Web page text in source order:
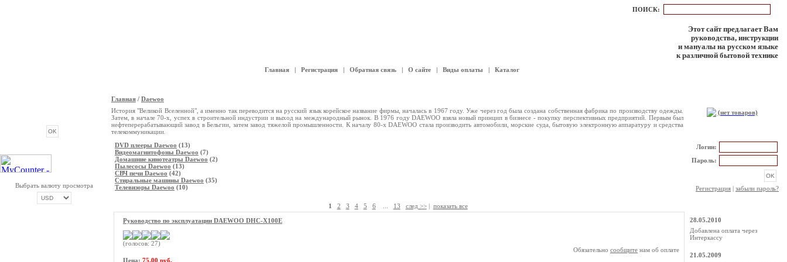
ПОИСК:
Этот сайт предлагает Вам
руководства, инструкции
и мануалы на русском языке
к различной бытовой технике
Главная| Регистрация| Обратная связь| О сайте| Виды оплаты | Каталог
Выбрать валюту просмотра
Главная / Daewoo
История "Великой Вселенной", а именно так переводится на русский язык корейское название фирмы, началась в 1967 году. Уже через год была создана собственная фабрика по производству одежды.
Затем, в начале 70-х, успех в строительной индустрии и выход на международный рынок. В 1976 году DAEWOO взяла новый принцип в бизнесе - покупку перспективных предприятий. Первым был
нефтеперерабатывающий завод в Бельгии, затем завод тяжелой промышленности. К началу 80-х DAEWOO стала производить автомобили, морские суда, бытовую электронную аппаратуру и средства
телекоммуникации.
DVD плееры Daewoo (13)
Видеомагнитофоны Daewoo (7)
Домашние кинотеатры Daewoo (2)
Пылесосы Daewoo (13)
СВЧ печи Daewoo (42)
Стиральные машины Daewoo (35)
Телевизоры Daewoo (10)
1 2 3 4 5 6 13 след >>| показать все
Руководство по эксплуатации DAEWOO DHC-X100E
(голосов: 27)
Обязательно сообщите нам об оплате
Цена: 75.00 руб.
(нет товаров)
Логин:
Пароль:
Регистрация | забыли пароль?
28.05.2010
Добавлена оплата через
Интеркассу
21.05.2009